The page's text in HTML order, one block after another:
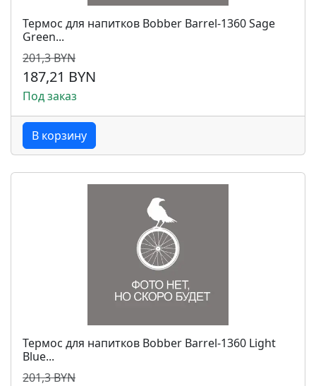
Термос для напитков Bobber Barrel-1360 Sage
Green...
201,3 BYN
187,21 BYN
Под заказ
В корзину
Термос для напитков Bobber Barrel-1360 Light
Blue...
201,3 BYN